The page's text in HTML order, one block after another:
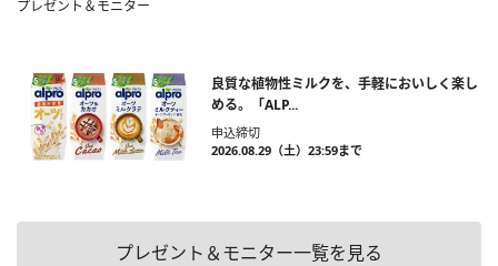
プレゼント＆モニター
良質な植物性ミルクを、手軽においしく楽し
める。「ALP...
申込締切
2026.08.29（土）23:59まで
プレゼント＆モニター一覧を見る